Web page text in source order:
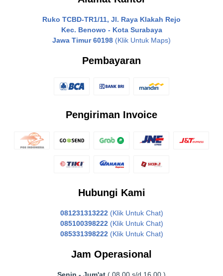
Ruko TCBD-TR1/11, Jl. Raya Klakah Rejo
Kec. Benowo - Kota Surabaya
Jawa Timur 60198 (Klik Untuk Maps)
Pembayaran
Pengiriman Invoice
Hubungi Kami
081231313222 (Klik Untuk Chat)
085100398222 (Klik Untuk Chat)
085331398222 (Klik Untuk Chat)
Jam Operasional